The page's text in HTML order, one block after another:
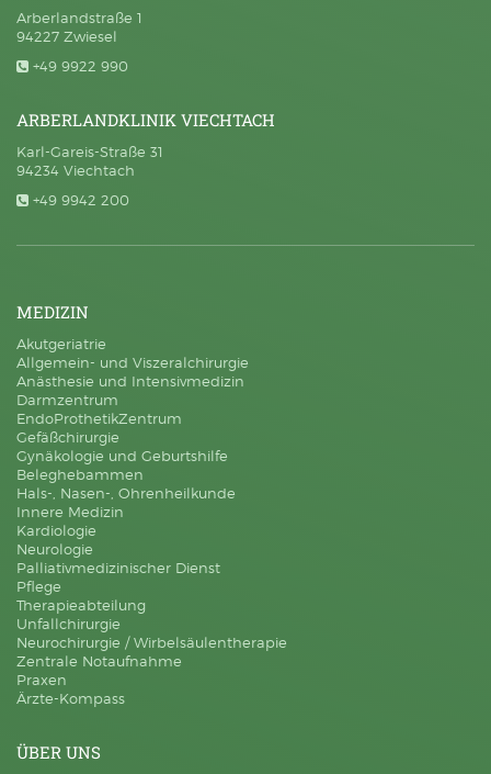
Arberlandstraße 1
94227 Zwiesel
+49 9922 990
ARBERLANDKLINIK VIECHTACH
Karl-Gareis-Straße 31
94234 Viechtach
+49 9942 200
MEDIZIN
Akutgeriatrie
Allgemein- und Viszeralchirurgie
Anästhesie und Intensivmedizin
Darmzentrum
EndoProthetikZentrum
Gefäßchirurgie
Gynäkologie und Geburtshilfe
Beleghebammen
Hals-, Nasen-, Ohrenheilkunde
Innere Medizin
Kardiologie
Neurologie
Palliativmedizinischer Dienst
Pflege
Therapieabteilung
Unfallchirurgie
Neurochirurgie / Wirbelsäulentherapie
Zentrale Notaufnahme
Praxen
Ärzte-Kompass
ÜBER UNS